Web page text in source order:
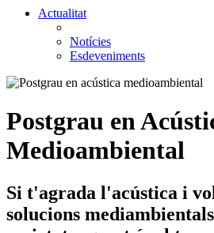
Actualitat
Notícies
Esdeveniments
Postgrau en
Medioambiental
Si t'agrada l'acústica i
solucions